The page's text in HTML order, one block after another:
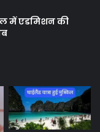
में एडमिशन की